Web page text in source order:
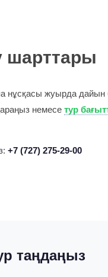
шарттары
нұсқасы жуырда дайын
немесе тур
+7 (727) 275-29-00
таңдаңыз